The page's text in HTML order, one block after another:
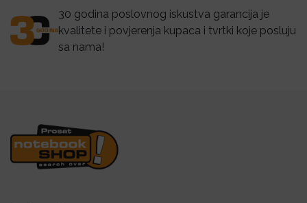
30 godina poslovnog iskustva garancija je
kvalitete i povjerenja kupaca i tvrtki koje posluju
sa nama!